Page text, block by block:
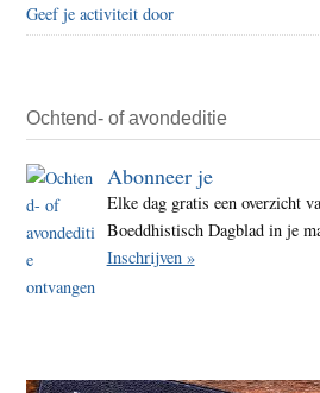
Geef je activiteit door
Ochtend- of avondeditie
Abonneer je
Elke dag gratis een overzicht
Boeddhistisch Dagblad in je
Inschrijven »